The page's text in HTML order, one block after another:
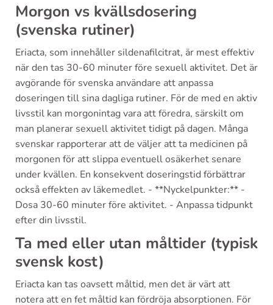
Morgon vs kvällsdosering
(svenska rutiner)
Eriacta, som innehåller sildenafilcitrat, är mest effektiv
när den tas 30-60 minuter före sexuell aktivitet. Det är
avgörande för svenska användare att anpassa
doseringen till sina dagliga rutiner. För de med en aktiv
livsstil kan morgonintag vara att föredra, särskilt om
man planerar sexuell aktivitet tidigt på dagen. Många
svenskar rapporterar att de väljer att ta medicinen på
morgonen för att slippa eventuell osäkerhet senare
under kvällen. En konsekvent doseringstid förbättrar
också effekten av läkemedlet. - **Nyckelpunkter:** -
Dosa 30-60 minuter före aktivitet. - Anpassa tidpunkt
efter din livsstil.
Ta med eller utan måltider (typisk
svensk kost)
Eriacta kan tas oavsett måltid, men det är värt att
notera att en fet måltid kan fördröja absorptionen. För